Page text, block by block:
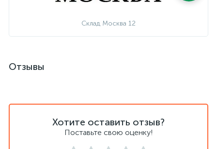
Склад Москва 12
Отзывы
Хотите оставить отзыв?
Поставьте свою оценку!